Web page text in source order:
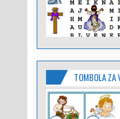
TOMBOLA ZA